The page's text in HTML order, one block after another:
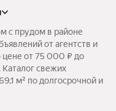
с прудом в районе
от агентств и
цене от 75 000 ₽ до
свежих
м² по долгосрочной и